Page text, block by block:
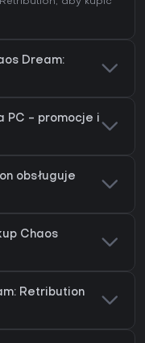
Dream:
PC - promocje i
obsługuje
Chaos
Retribution